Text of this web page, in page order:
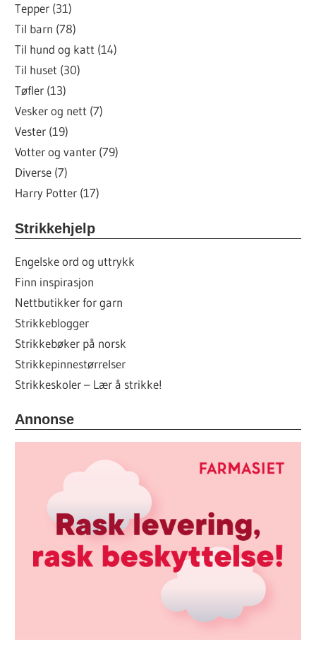
Tepper (31)
Til barn (78)
Til hund og katt (14)
Til huset (30)
Tøfler (13)
Vesker og nett (7)
Vester (19)
Votter og vanter (79)
Diverse (7)
Harry Potter (17)
Strikkehjelp
Engelske ord og uttrykk
Finn inspirasjon
Nettbutikker for garn
Strikkeblogger
Strikkebøker på norsk
Strikkepinnestørrelser
Strikkeskoler – Lær å strikke!
Annonse